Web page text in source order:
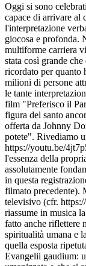
Oggi si sono
capace di arrivare al
l'interpretazione
giocosa e profonda.
multiforme carriera
stata così grande
ricordato per quanto
milioni di persone
le tante
film "Preferisco il
figura del santo
offerta da Johnny
potete". Rivediamo
https://youtu.be/
l'essenza della
assolutamente
in questa
filmato precedente).
televisivo (cfr.
riassume in musica
fatto anche riflettere
spiritualità umana e
quella esposta
Evangelii gaudium: